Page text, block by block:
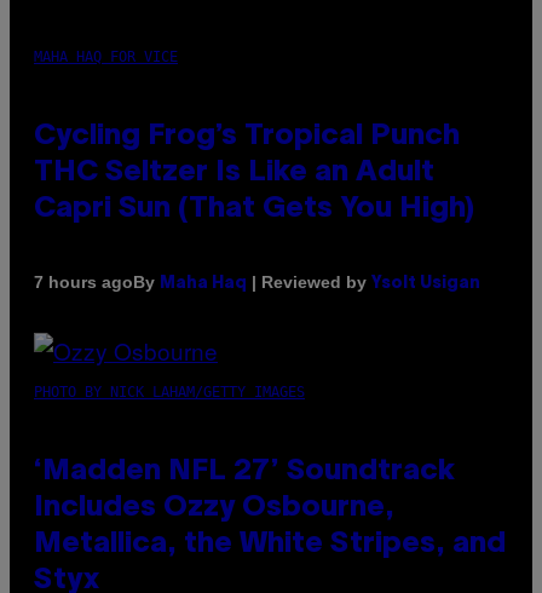
MAHA HAQ FOR VICE
Cycling Frog’s Tropical Punch
THC Seltzer Is Like an Adult
Capri Sun (That Gets You High)
7 hours agoBy Maha Haq | Reviewed by Ysolt Usigan
PHOTO BY NICK LAHAM/GETTY IMAGES
‘Madden NFL 27’ Soundtrack
Includes Ozzy Osbourne,
Metallica, the White Stripes, and
Styx